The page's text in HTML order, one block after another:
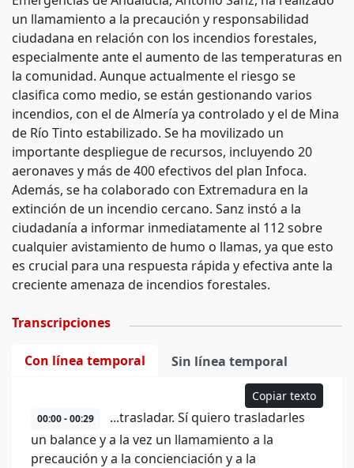
un llamamiento a la precaución y responsabilidad
ciudadana en relación con los incendios forestales,
especialmente ante el aumento de las temperaturas en
la comunidad. Aunque actualmente el riesgo se
clasifica como medio, se están gestionando varios
incendios, con el de Almería ya controlado y el de Mina
de Río Tinto estabilizado. Se ha movilizado un
importante despliegue de recursos, incluyendo 20
aeronaves y más de 400 efectivos del plan Infoca.
Además, se ha colaborado con Extremadura en la
extinción de un incendio cercano. Sanz instó a la
ciudadanía a informar inmediatamente al 112 sobre
cualquier avistamiento de humo o llamas, ya que esto
es crucial para una respuesta rápida y efectiva ante la
creciente amenaza de incendios forestales.
Transcripciones
Con línea temporal Sin línea temporal
Copiar texto
00:00 - 00:29
...trasladar. Sí quiero trasladarles
un balance y a la vez un llamamiento a la
precaución y a la concienciación y a la